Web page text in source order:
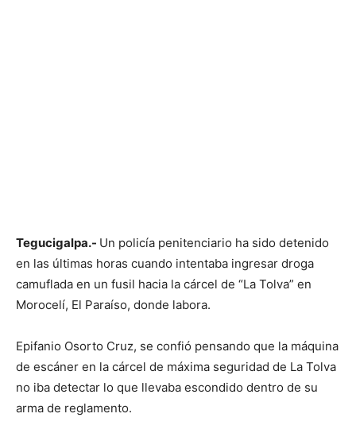
Tegucigalpa.- Un policía penitenciario ha sido detenido
en las últimas horas cuando intentaba ingresar droga
camuflada en un fusil hacia la cárcel de “La Tolva” en
Morocelí, El Paraíso, donde labora.
Epifanio Osorto Cruz, se confió pensando que la máquina
de escáner en la cárcel de máxima seguridad de La Tolva
no iba detectar lo que llevaba escondido dentro de su
arma de reglamento.